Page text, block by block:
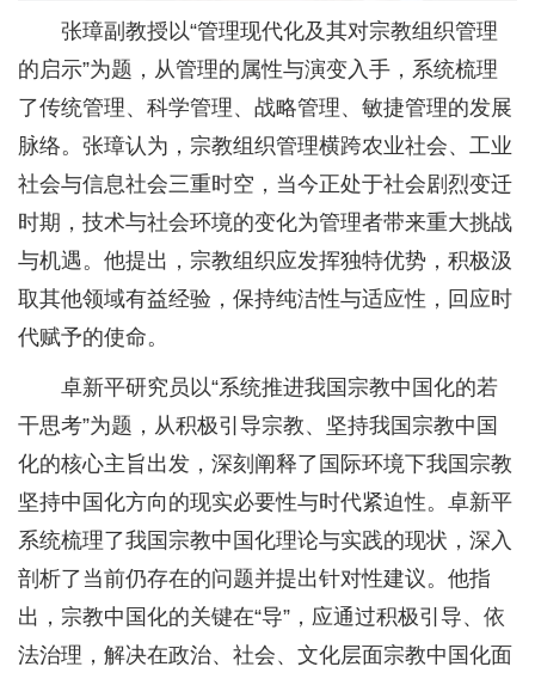
张璋副教授以“管理现代化及其对宗教组织管理
的启示”为题，从管理的属性与演变入手，系统梳理
了传统管理、科学管理、战略管理、敏捷管理的发展
脉络。张璋认为，宗教组织管理横跨农业社会、工业
社会与信息社会三重时空，当今正处于社会剧烈变迁
时期，技术与社会环境的变化为管理者带来重大挑战
与机遇。他提出，宗教组织应发挥独特优势，积极汲
取其他领域有益经验，保持纯洁性与适应性，回应时
代赋予的使命。
卓新平研究员以“系统推进我国宗教中国化的若
干思考”为题，从积极引导宗教、坚持我国宗教中国
化的核心主旨出发，深刻阐释了国际环境下我国宗教
坚持中国化方向的现实必要性与时代紧迫性。卓新平
系统梳理了我国宗教中国化理论与实践的现状，深入
剖析了当前仍存在的问题并提出针对性建议。他指
出，宗教中国化的关键在“导”，应通过积极引导、依
法治理，解决在政治、社会、文化层面宗教中国化面